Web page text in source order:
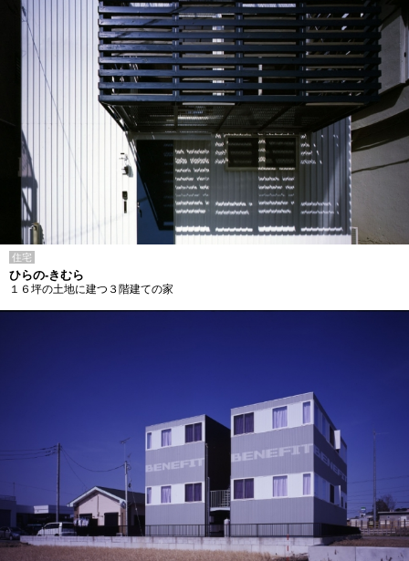
住宅
ひらの-きむら
１６坪の土地に建つ３階建ての家